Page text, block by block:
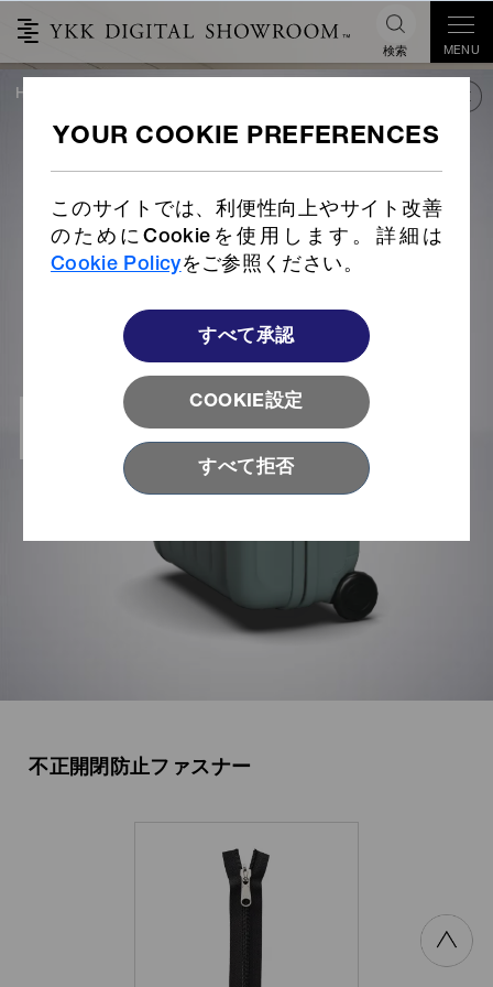
このサイトでは、利便性向上やサイト改善
のためにCookieを使用します。詳細は
Cookie Policyをご参照ください。
COOKIE設定
すべて承認
すべて拒否
検索 MENU
LUGGAGE
不正開閉防止ファスナー
HOME